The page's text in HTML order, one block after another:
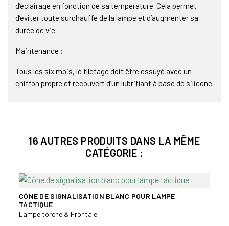
d’éclairage en fonction de sa température. Cela permet
d’éviter toute surchauffe de la lampe et d’augmenter sa
durée de vie.
Maintenance :
Tous les six mois, le filetage doit être essuyé avec un
chiffon propre et recouvert d’un lubrifiant à base de silicone.
16 AUTRES PRODUITS DANS LA MÊME
CATÉGORIE :
CÔNE DE SIGNALISATION BLANC POUR LAMPE
TACTIQUE
Lampe torche & Frontale